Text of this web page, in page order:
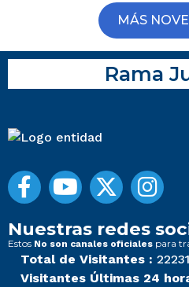
MÁS
Rama
Nuestras redes
Estos No son canales oficiales para
Total de Visitantes :
Visitantes Últimas 24